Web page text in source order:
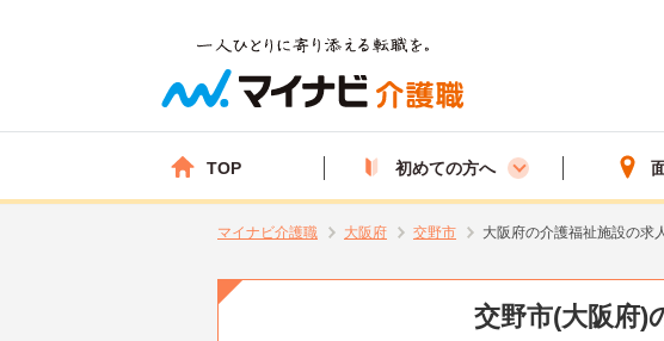
TOP 初めての方へ
マイナビ介護職 大阪府 交野市 大阪府の介護福祉施設の求
交野市(大阪府)